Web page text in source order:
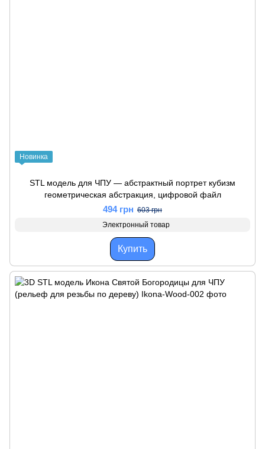
Новинка
STL модель для ЧПУ — абстрактный портрет кубизм
геометрическая абстракция, цифровой файл
494 грн 603 грн
Электронный товар
Купить